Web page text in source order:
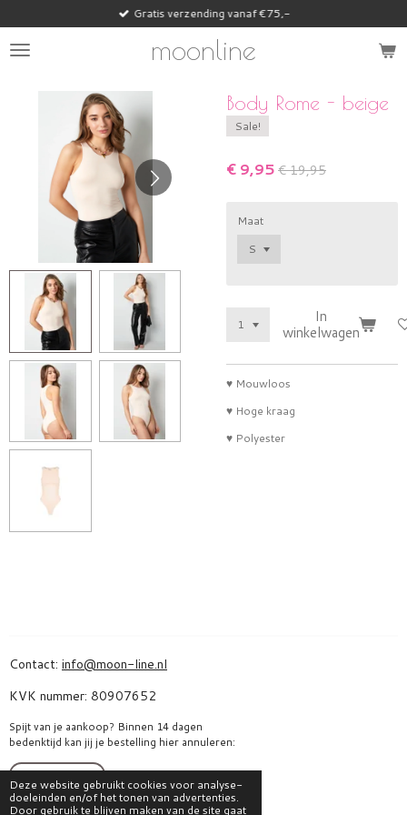
Deze website gebruikt cookies voor analyse-
doeleinden en/of het tonen van advertenties.
Door gebruik te blijven maken van de site gaat
naar
moonline
Gratis verzending vanaf €75,-
Body Rome - beige
Sale!
€ 9,95 € 19,95
Maat
In
winkelwagen
♥ Mouwloos
♥ Hoge kraag
♥ Polyester
Contact: info@moon-line.nl
KVK nummer: 80907652
Spijt van je aankoop? Binnen 14 dagen
bedenktijd kan jij je bestelling hier annuleren:
Bestelling herroepen